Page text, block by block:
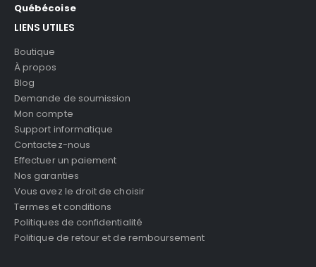
Québécoise
LIENS UTILES
Boutique
À propos
Blog
Demande de soumission
Mon compte
Support informatique
Contactez-nous
Effectuer un paiement
Nos garanties
Vous avez le droit de choisir
Termes et conditions
Politiques de confidentialité
Politique de retour et de remboursement